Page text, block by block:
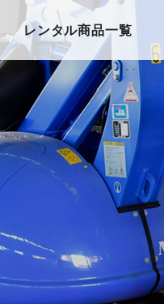
レンタル商品一覧